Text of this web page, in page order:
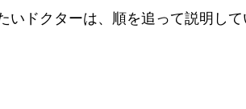
いドクターは、順を追って説明し